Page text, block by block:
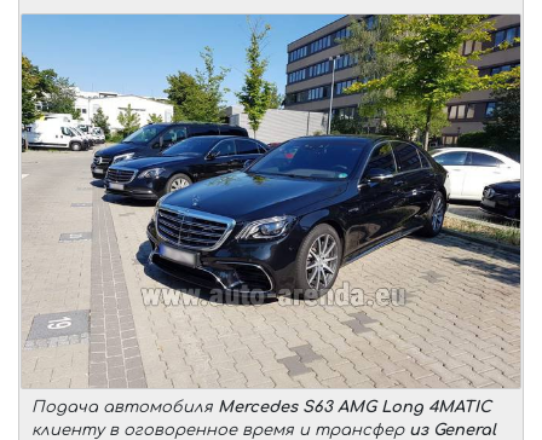
Подача автомобиля Mercedes S63 AMG Long 4MATIC
клиенту в оговоренное время и трансфер из General